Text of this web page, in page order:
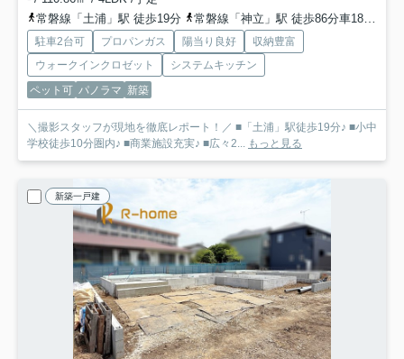
常磐線「土浦」駅 徒歩19分
常磐線「神立」駅 徒歩86分車18分 6.8km
駐車2台可 プロパンガス 陽当り良好
収納豊富
ウォークインクロゼット
システムキッチン
ペット可 パノラマ 新築
＼撮影スタッフが現地を徹底レポート！／ ■「土浦」駅徒歩19分♪ ■小中
学校徒歩10分圏内♪ ■商業施設充実♪ ■広々2...
もっと見る
新築一戸建